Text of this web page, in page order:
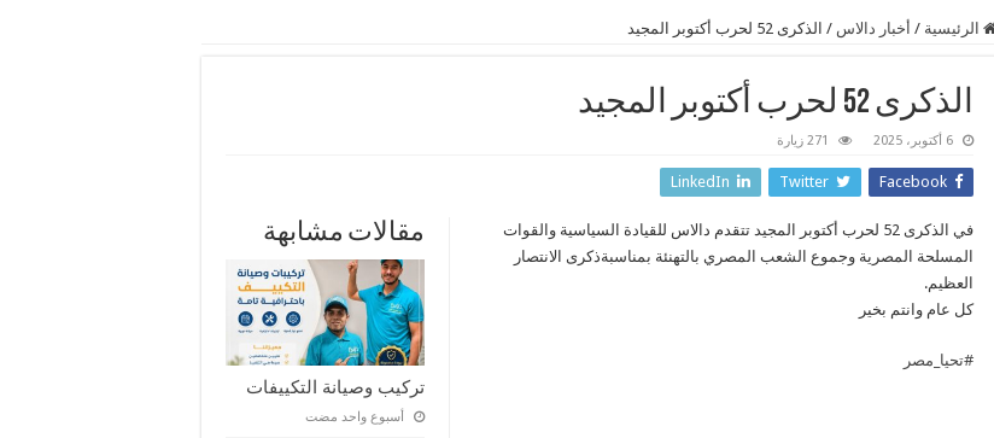
الرئيسية / أخبار دالاس / الذكرى 52 لحرب أكتوبر المجيد
الذكرى 52 لحرب أكتوبر المجيد
6 أكتوبر، 2025 271 زيارة
Facebook
Twitter
LinkedIn
مقالات مشابهة
تركيب وصيانة التكييفات
‏أسبوع واحد مضت
في الذكرى 52 لحرب أكتوبر المجيد تتقدم دالاس للقيادة السياسية والقوات
المسلحة المصرية وجموع الشعب المصري بالتهنئة بمناسبةذكرى الانتصار
العظيم.
كل عام وانتم بخير
#تحيا_مصر